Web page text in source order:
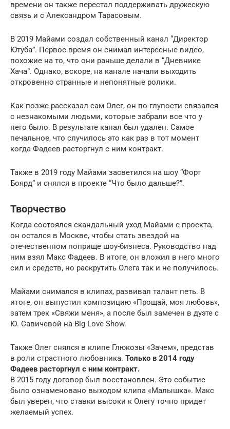
времени он также перестал поддерживать дружескую
связь и с Александром Тарасовым.
В 2019 Майами создал собственный канал “Директор
Ютуба”. Первое время он снимал интересные видео,
похожие на то, что они раньше делали в “Дневнике
Хача”. Однако, вскоре, на канале начали выходить
откровенно странные и непонятные ролики.
Как позже рассказал сам Олег, он по глупости связался
с незнакомыми людьми, которые забрали все что у
него было. В результате канал был удален. Самое
печальное, что случилось это как раз в тот момент
когда Фадеев расторгнул с ним контракт.
Также в 2019 году Майами засветился на шоу “Форт
Боярд” и снялся в проекте “Что было дальше?”.
Творчество
Когда состоялся скандальный уход Майами с проекта,
он остался в Москве, чтобы стать звездой на
отечественном поприще шоу-бизнеса. Руководство над
ним взял Макс Фадеев. В итоге, он вложил в него много
сил и средств, но раскрутить Олега так и не получилось.
Майами снимался в клипах, развивал талант петь. В
итоге, он выпустил композицию «Прощай, моя любовь»,
затем трек «Свяжи меня», а после был замечен в дуэте с
Ю. Савичевой на Big Love Show.
Также Олег снялся в клипе Глюкозы «Зачем», представ
в роли страстного любовника. Только в 2014 году
Фадеев расторгнул с ним контракт.
В 2015 году договор был восстановлен. Это событие
было ознаменовано выходом клипа «Малышка». Макс
был уверен, что ставки высоки к Олегу точно придет
желаемый успех.